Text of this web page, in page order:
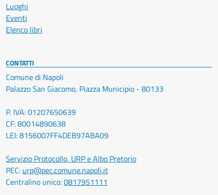
Luoghi
Eventi
Elenco libri
CONTATTI
Comune di Napoli
Palazzo San Giacomo, Piazza Municipio - 80133
P. IVA: 01207650639
CF: 80014890638
LEI: 8156007FF4DEB97ABA09
Servizio Protocollo, URP e Albo Pretorio
PEC: urp@pec.comune.napoli.it
Centralino unico:0817951111